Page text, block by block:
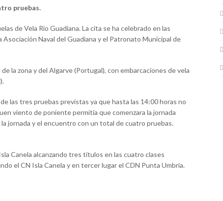
pruebas.
de Vela Rio Guadiana. La cita se ha celebrado en las
Naval del Guadiana y el Patronato Municipal de
la zona y del Algarve (Portugal), con embarcaciones de vela
las tres pruebas previstas ya que hasta las 14:00 horas no
viento de poniente permitía que comenzara la jornada
jornada y el encuentro con un total de cuatro pruebas.
Canela alcanzando tres títulos en las cuatro clases
el CN Isla Canela y en tercer lugar el CDN Punta Umbría.